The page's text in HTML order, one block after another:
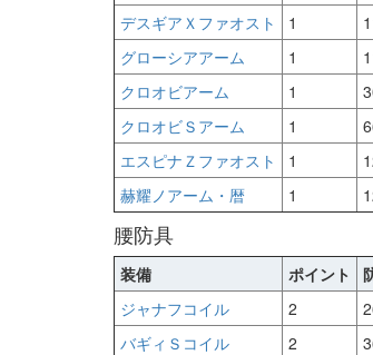
デスギアＸファオスト
1
グローシアアーム
1
クロオビアーム
1
クロオビＳアーム
1
エスピナＺファオスト
1
赫耀ノアーム・暦
1
腰防具
装備 ポイント
ジャナフコイル
2
バギィＳコイル
2